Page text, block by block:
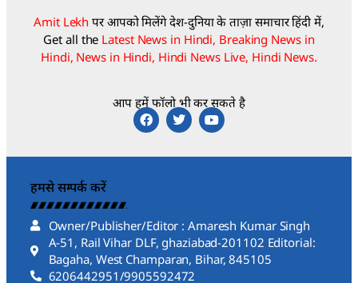
Amit Lekh पर आपको मिलेंगे देश-दुनिया के ताज़ा समाचार हिंदी में,
Get all the Latest News in Hindi, Breaking News in
Hindi, News in Hindi, Hindi News Live, Hindi News.
आप हमें फॉलो भी कर सकते है
हमसे सम्पर्क करें
Owner/Publisher/Editor : Amaresh Kumar Singh
A-51, Rail Vihar DLF, ghaziabad-201102 Editorial:
Bagaha, West Champaran, Bihar, 845105
6206442951/9905592472